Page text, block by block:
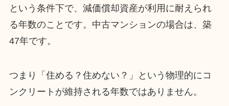
という条件下で、減価償却資産が利用に耐えられ
る年数のことです。中古マンションの場合は、築
47年です。
つまり「住める？住めない？」という物理的にコ
ンクリートが維持される年数ではありません。